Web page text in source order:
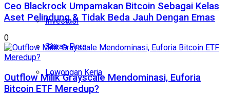
Investasi
Siaran Pers
Lowongan Kerja
Ceo Blackrock Umpamakan Bitcoin Sebagai Kelas
Aset Pelindung & Tidak Beda Jauh Dengan Emas
0
Outflow Milik Grayscale Mendominasi, Euforia
Bitcoin ETF Meredup?